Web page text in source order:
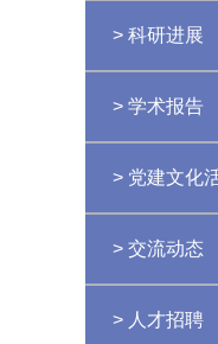
> 科研进展
> 学术报告
> 党建文化
> 交流动态
> 人才招聘